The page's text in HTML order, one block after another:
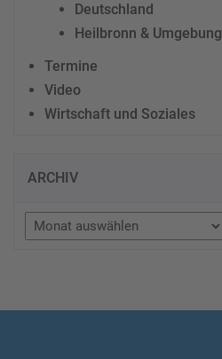
Deutschland
Heilbronn & Umgebung
Termine
Video
Wirtschaft und Soziales
ARCHIV
Archiv